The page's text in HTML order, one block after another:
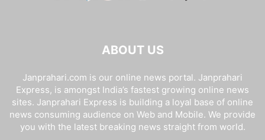
ABOUT US
Janprahari.com is our online news portal. Janprahari
Express, is amongst India’s fastest growing online news
sites. Janprahari Express is building a loyal base of online
news consuming audience on Web and Mobile. We provide
you with the latest breaking news straight from world.